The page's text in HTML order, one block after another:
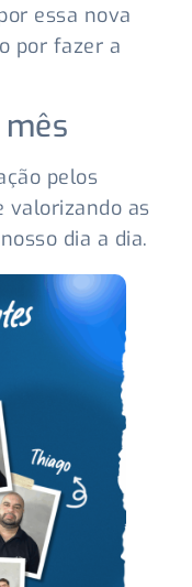
essa nova
por fazer a
pelos
valorizando as
dia a dia.